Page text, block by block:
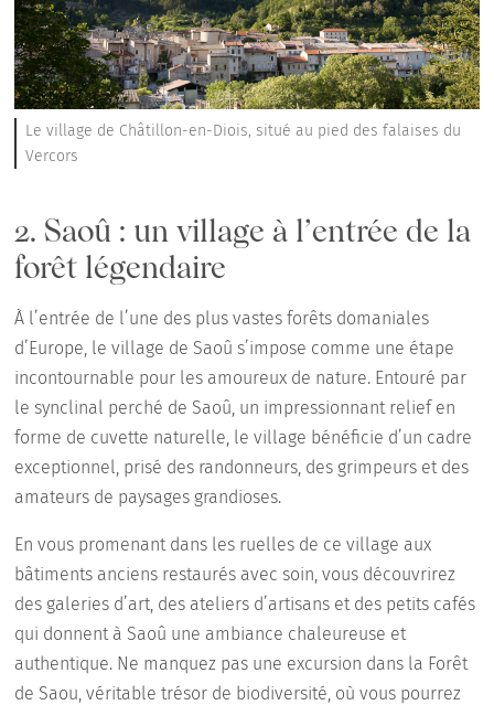
Le village de Châtillon-en-Diois, situé au pied des falaises du
Vercors
2. Saoû : un village à l’entrée de la
forêt légendaire
À l’entrée de l’une des plus vastes forêts domaniales
d’Europe, le village de Saoû s’impose comme une étape
incontournable pour les amoureux de nature. Entouré par
le synclinal perché de Saoû, un impressionnant relief en
forme de cuvette naturelle, le village bénéficie d’un cadre
exceptionnel, prisé des randonneurs, des grimpeurs et des
amateurs de paysages grandioses.
En vous promenant dans les ruelles de ce village aux
bâtiments anciens restaurés avec soin, vous découvrirez
des galeries d’art, des ateliers d’artisans et des petits cafés
qui donnent à Saoû une ambiance chaleureuse et
authentique. Ne manquez pas une excursion dans la Forêt
de Saou, véritable trésor de biodiversité, où vous pourrez